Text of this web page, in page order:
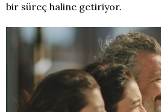
bir süreç haline getiriyor.